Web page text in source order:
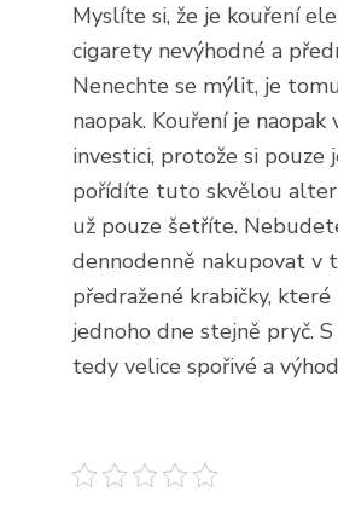
Myslíte si, že je kouření
cigarety nevýhodné a
Nenechte se mýlit, je
naopak. Kouření je naopak
investici, protože si pouze
pořídíte tuto skvělou
už pouze šetříte.
dennodenně nakupovat v
předražené krabičky,
jednoho dne stejně pryč.
tedy velice spořivé a